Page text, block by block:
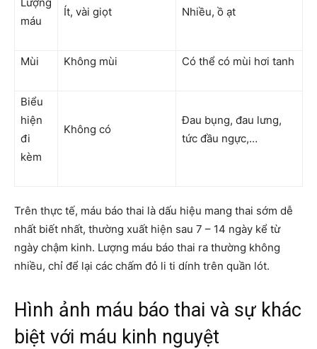
máu
Ít, vài giọt Nhiều, ồ ạt
Mùi Không mùi Có thể có mùi hơi tanh
Biểu
hiện
đi
kèm
Không có
Đau bụng, đau lưng,
tức đầu ngực,…
Trên thực tế, máu báo thai là dấu hiệu mang thai sớm dễ
nhất biết nhất, thường xuất hiện sau 7 – 14 ngày kể từ
ngày chậm kinh. Lượng máu báo thai ra thường không
nhiều, chỉ để lại các chấm đỏ li ti dính trên quần lót.
Hình ảnh máu báo thai và sự khác
biệt với máu kinh nguyệt